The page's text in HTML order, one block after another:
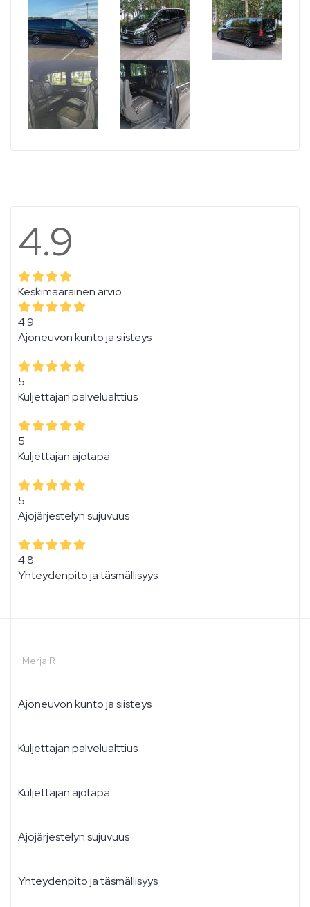
4.9
Keskimääräinen arvio
4.9
Ajoneuvon kunto ja siisteys
5
Kuljettajan palvelualttius
5
Kuljettajan ajotapa
5
Ajojärjestelyn sujuvuus
4.8
Yhteydenpito ja täsmällisyys
| Merja R
Ajoneuvon kunto ja siisteys
Kuljettajan palvelualttius
Kuljettajan ajotapa
Ajojärjestelyn sujuvuus
Yhteydenpito ja täsmällisyys